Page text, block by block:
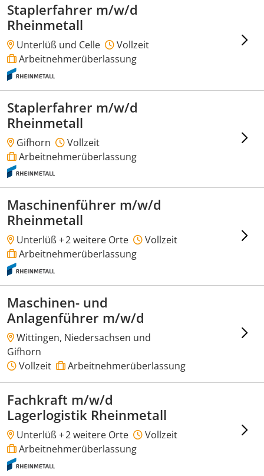
Staplerfahrer m/w/d
Rheinmetall
Unterlüß und Celle
Vollzeit
Arbeitnehmerüberlassung
Staplerfahrer m/w/d
Rheinmetall
Gifhorn
Vollzeit
Arbeitnehmerüberlassung
Maschinenführer m/w/d
Rheinmetall
Unterlüß +2 weitere Orte
Vollzeit
Arbeitnehmerüberlassung
Maschinen- und
Anlagenführer m/w/d
Wittingen, Niedersachsen und
Gifhorn
Vollzeit
Arbeitnehmerüberlassung
Fachkraft m/w/d
Lagerlogistik Rheinmetall
Unterlüß +2 weitere Orte
Vollzeit
Arbeitnehmerüberlassung